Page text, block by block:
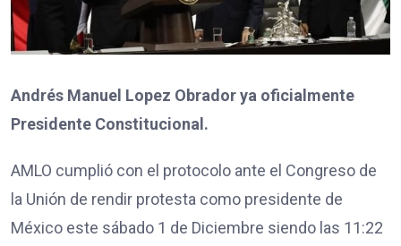
Andrés Manuel Lopez Obrador ya oficialmente
Presidente Constitucional.
AMLO cumplió con el protocolo ante el Congreso de
la Unión de rendir protesta como presidente de
México este sábado 1 de Diciembre siendo las 11:22